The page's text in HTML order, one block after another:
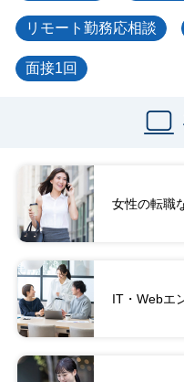
リモート勤務応相談
面接1回
女性の転職
IT・Webエ